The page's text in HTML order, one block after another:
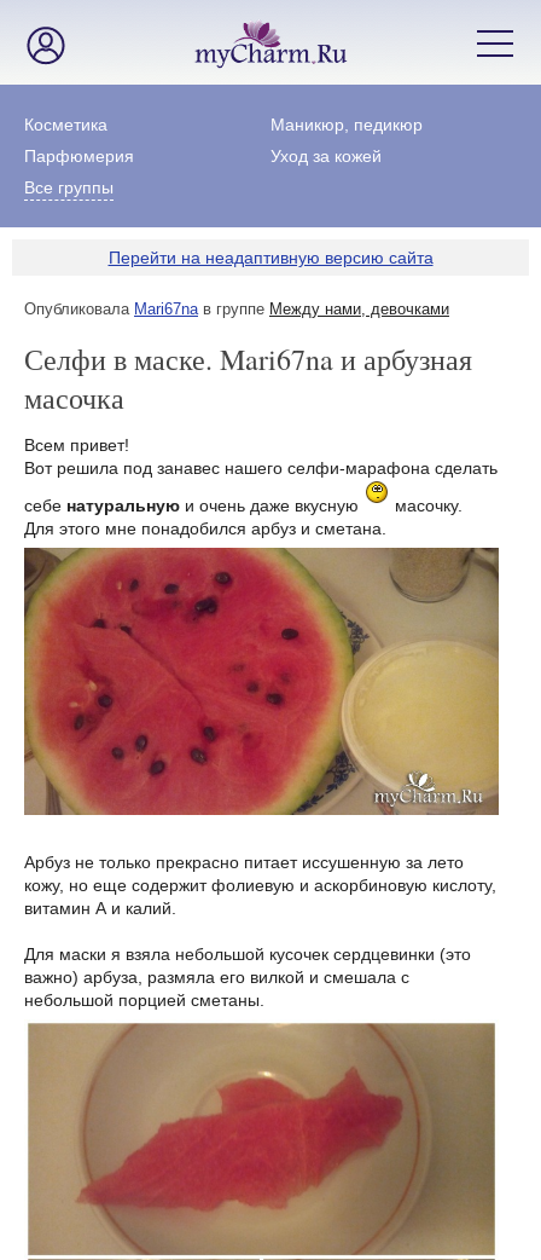
Косметика
Маникюр, педикюр
Парфюмерия
Уход за кожей
Все группы
Перейти на неадаптивную версию сайта
Опубликовала Mari67naв группе Между нами, девочками
Селфи в маске. Mari67na и арбузная
масочка
Всем привет!
Вот решила под занавес нашего селфи-марафона сделать
себе натуральную и очень даже вкусную
масочку.
Для этого мне понадобился арбуз и сметана.
Арбуз не только прекрасно питает иссушенную за лето
кожу, но еще содержит фолиевую и аскорбиновую кислоту,
витамин А и калий.
Для маски я взяла небольшой кусочек сердцевинки (это
важно) арбуза, размяла его вилкой и смешала с
небольшой порцией сметаны.